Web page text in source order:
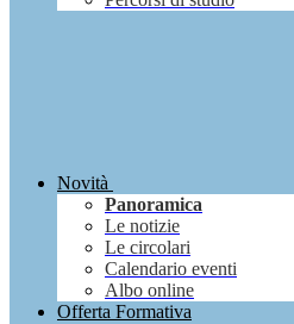
Novità
Panoramica
Le notizie
Le circolari
Calendario eventi
Albo online
Offerta Formativa